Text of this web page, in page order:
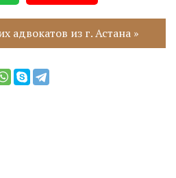
адвокатов из г. Астана »